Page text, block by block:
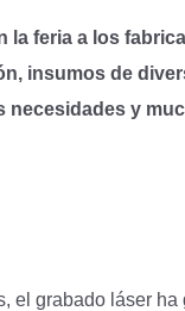
la feria a los
insumos de
necesidades y
el grabado láser